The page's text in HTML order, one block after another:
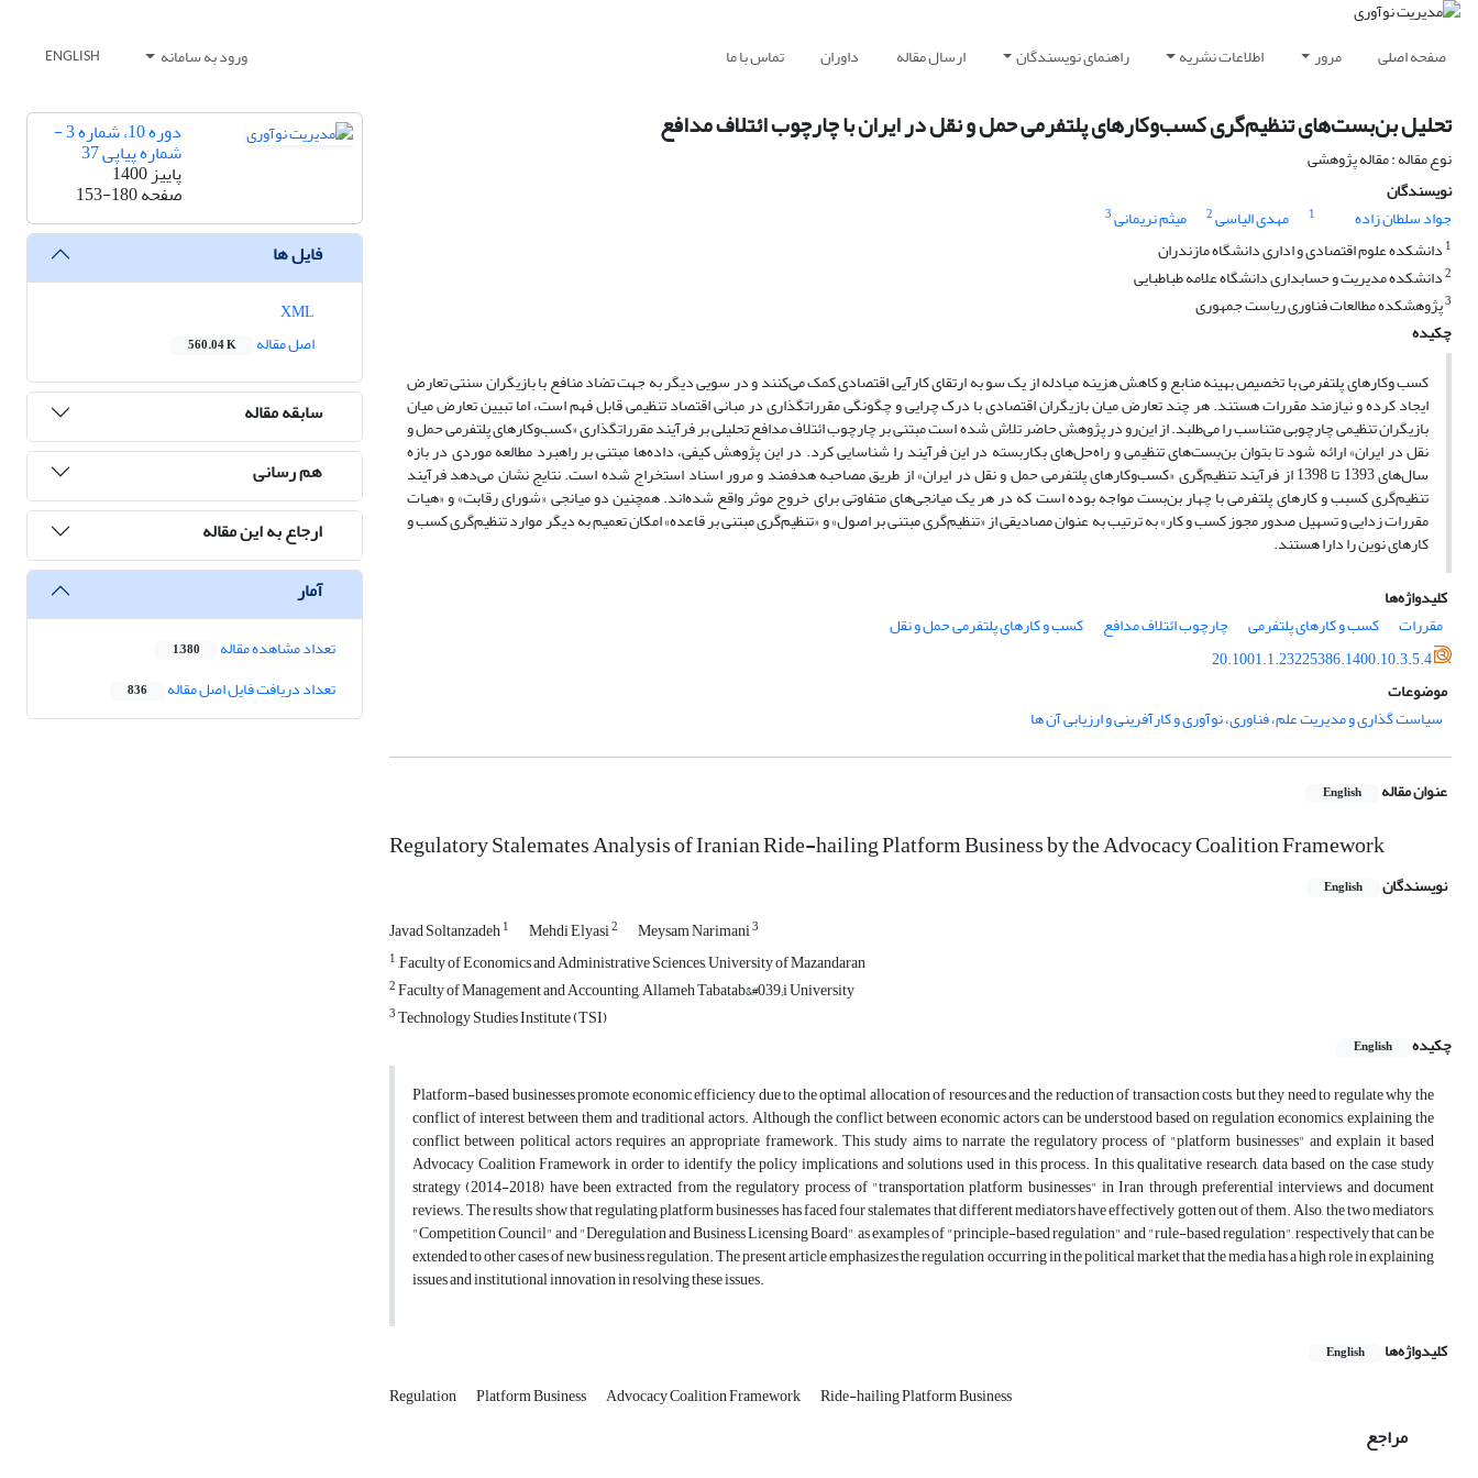
صفحه اصلی مرور اطلاعات نشریه راهنمای نویسندگان ارسال مقاله داوران تماس با ما ورود به سامانه ENGLISH
تحلیل بن‌بست‌های تنظیم‌گری کسب‌وکارهای پلتفرمی حمل و نقل در ایران با چارچوب ائتلاف مدافع
نوع مقاله : مقاله پژوهشی
نویسندگان
جواد سلطان زاده
1 مهدی الیاسی2 میثم نریمانی3
1 دانشکده علوم اقتصادی و اداری دانشگاه مازندران
2دانشکده مدیریت و حسابداری دانشگاه علامه طباطبایی
3پژوهشکده مطالعات فناوری ریاست جمهوری
چکیده
کسب وکارهای پلتفرمی با تخصیص بهینه منابع و کاهش هزینه مبادله از یک سو به ارتقای کارآیی اقتصادی کمک می‌کنند و در سویی دیگر به جهت تضاد منافع با بازیگران سنتی تعارض
ایجاد کرده و نیازمند مقررات هستند. هر چند تعارض میان بازیگران اقتصادی با درک چرایی و چگونگی مقرراتگذاری در مبانی اقتصاد تنظیمی قابل فهم است، اما تبیین تعارض میان
بازیگران تنظیمی چارچوبی متناسب را می‌طلبد. از این‌رو در پژوهش حاضر تلاش شده است مبتنی بر چارچوب ائتلاف مدافع تحلیلی بر فرآیند مقرراتگذاری «کسب‌وکارهای پلتفرمی حمل و
نقل در ایران» ارائه شود تا بتوان بن‌بست‌های تنظیمی و راه‌حل‌های بکاربسته در این فرآیند را شناسایی کرد. در این پژوهش کیفی، داده‌ها مبتنی بر راهبرد مطالعه موردی در بازه
سال‌های 1393 تا 1398 از فرآیند تنظیم‌گری «کسب‌وکارهای پلتفرمی حمل و نقل در ایران» از طریق مصاحبه هدفمند و مرور اسناد استخراج شده است. نتایج نشان می‌دهد فرآیند
تنظیم‌گری کسبب و کارهای پلتفرمی با چهار بن‌بست مواجه بوده است که در هر یک میانجی‌های متفاوتی برای خروج موثر واقع شده‌اند. همچنین دو میانجی «شورای رقابت» و «هیات
مقررات زدایی و تسهیل صدور مجوز کسب و کار» به ترتیب به عنوان مصادیقی از «تنظیم‌گری مبتنی بر اصول» و «تنظیم‌گری مبتنی بر قاعده» امکان تعمیم به دیگر موارد تنظیم‌گری کسب و
کارهای نوین را دارا هستند.
کلیدواژه‌ها
مقررات
کسب و کارهای پلتفرمی چارچوب ائتلاف مدافع
کسب و کارهای پلتفرمی حمل و نقل
20.1001.1.23225386.1400.10.3.5.4
موضوعات
سیاست گذاری و مدیریت علم، فناوری، نوآوری و کارآفرینی و ارزیابی آن ها
عنوان مقاله English
Regulatory Stalemates Analysis of Iranian Ride-hailing Platform Business by the Advocacy Coalition Framework
نویسندگان English
Javad Soltanzadeh1 Mehdi Elyasi2 Meysam Narimani3
1,Faculty of Economics and Administrative Sciences, University of Mazandaran
2Faculty of Management and Accounting, Allameh Tabatab&#039;i University
3Technology Studies Institute (TSI)
چکیده
English
Platform-based businesses promote economic efficiency due to the optimal allocation of resources and the reduction of transaction costs, but they need to regulate why the
conflict of interest between them and traditional actors. Although the conflict between economic actors can be understood based on regulation economics, explaining the
conflict between political actors requires an appropriate framework. This study aims to narrate the regulatory process of "platform businesses" and explain it based
Advocacy Coalition Framework in order to identify the policy implications and solutions used in this process. In this qualitative research, data based on the case study
strategy (2014-2018) have been extracted from the regulatory process of "transportation platform businesses" in Iran through preferential interviews and document
reviews. The results show that regulating platform businesses has faced four stalemates that different mediators have effectively gotten out of them. Also, the two mediators,
"Competition Council" and "Deregulation and Business Licensing Board", as examples of "principle-based regulation" and "rule-based regulation", respectively that can be
extended to other cases of new business regulation. The present article emphasizes the regulation occurring in the political market that the media has a high role in explaining
issues and institutional innovation in resolving these issues.
کلیدواژه‌ها English
Regulation Platform Business Advocacy Coalition Framework Ride-hailing Platform Business
مراجع
دوره 10، شماره 3 -
شماره پیاپی 37
پاییز 1400
صفحه153-180
فایل ها
اصل مقاله
560.04 K
سابقه مقاله
هم رسانی
ارجاع به این مقاله
آمار
تعداد مشاهده مقاله 1,380
تعداد دریافت فایل اصل مقاله 836